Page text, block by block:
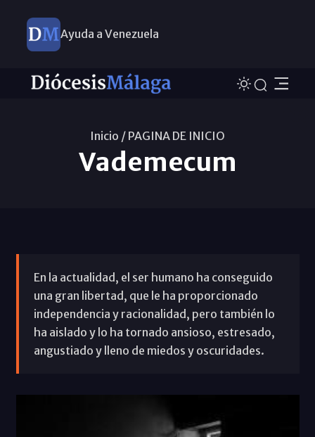
Ayuda a Venezuela
Inicio / PAGINA DE INICIO
Vademecum
En la actualidad, el ser humano ha conseguido
una gran libertad, que le ha proporcionado
independencia y racionalidad, pero también lo
ha aislado y lo ha tornado ansioso, estresado,
angustiado y lleno de miedos y oscuridades.